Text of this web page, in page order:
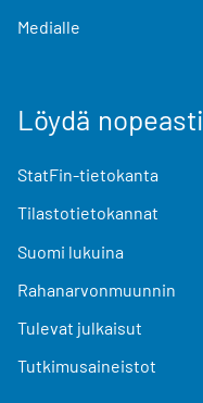
Medialle
Löydä nopeasti
StatFin-tietokanta
Tilastotietokannat
Suomi lukuina
Rahanarvonmuunnin
Tulevat julkaisut
Tutkimusaineistot